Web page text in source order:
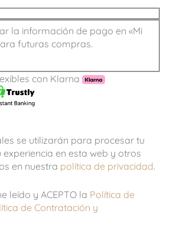
la información de pago en «Mi
futuras compras.
con Klarna
se utilizarán para procesar tu
en esta web y otros
en nuestra política de privacidad.
leído y ACEPTO la Política de
de Contratación y